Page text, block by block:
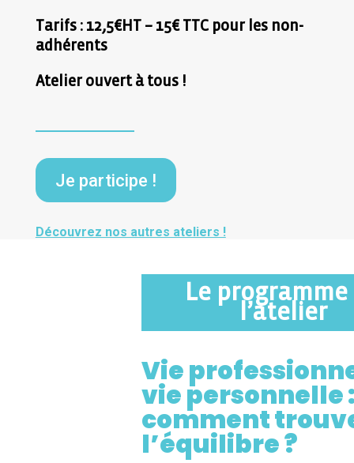
Tarifs : 12,5€HT – 15€ TTC pour les non-
adhérents
Atelier ouvert à tous !
Je participe !
Découvrez nos autres ateliers !
Le programme
l’atelier
Vie
vie personnelle
comment
l’équilibre ?